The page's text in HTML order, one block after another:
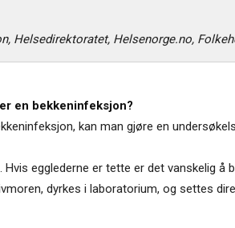
Helsedirektoratet, Helsenorge.no,
en bekkeninfeksjon?
kan man gjøre en
egglederne er tette er det vanskelig å
dyrkes i laboratorium, og settes